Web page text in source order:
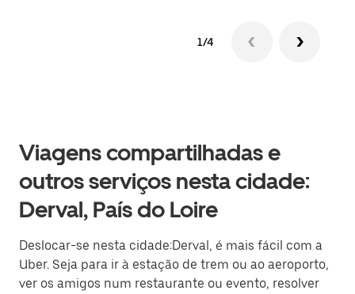
1/4
Viagens compartilhadas e
outros serviços nesta cidade:
Derval, País do Loire
Deslocar-se nesta cidade:Derval, é mais fácil com a
Uber. Seja para ir à estação de trem ou ao aeroporto,
ver os amigos num restaurante ou evento, resolver